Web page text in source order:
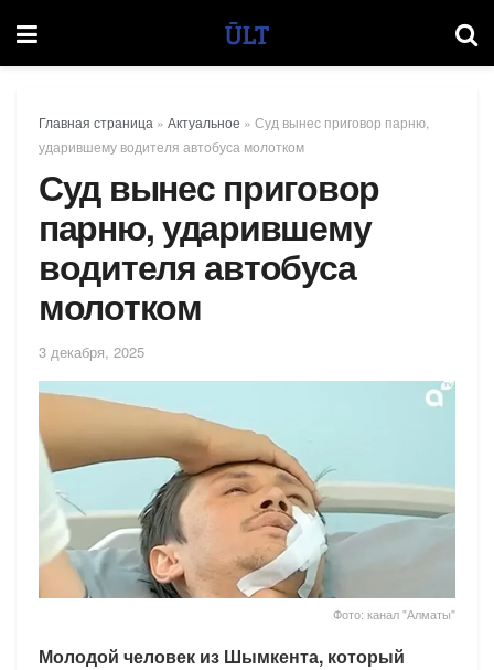
Главная страница » Актуальное » Суд вынес приговор парню,
ударившему водителя автобуса молотком
Суд вынес приговор
парню, ударившему
водителя автобуса
молотком
3 декабря, 2025
Фото: канал "Алматы"
Молодой человек из Шымкента, который